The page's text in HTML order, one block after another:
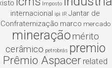
Imposto
internacional ipi IR Jantar de
Confraternização marco mercado
mineração mérito
cerâmico petrobrás premio
Prêmio Aspacer related